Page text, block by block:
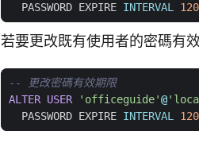
PASSWORD EXPIRE INTERVAL 120
若要更改既有使用者的密碼有
ALTER USER 'officeguide'@
PASSWORD EXPIRE INTERVAL 120